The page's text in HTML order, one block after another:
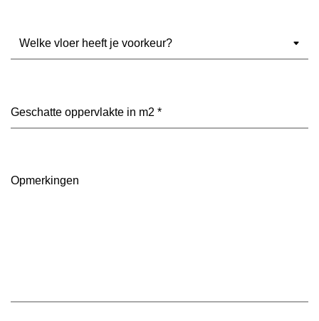
Opmerkingen